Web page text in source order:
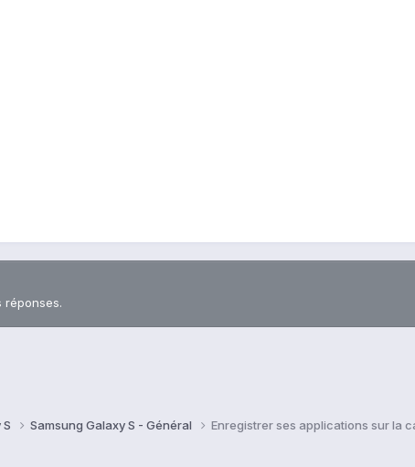
réponses.
Samsung Galaxy S - Général Enregistrer ses applications sur la